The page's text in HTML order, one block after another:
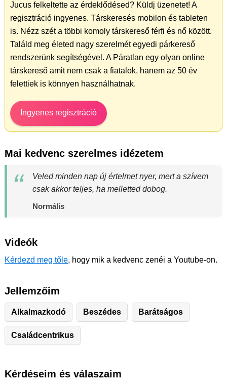
Jucus felkeltette az érdeklődésed? Küldj üzenetet! A
regisztráció ingyenes. Társkeresés mobilon és tableten
is. Nézz szét a többi komoly társkereső férfi és nő között.
Találd meg életed nagy szerelmét egyedi párkereső
rendszerünk segítségével. A Páratlan egy olyan online
társkereső amit nem csak a fiatalok, hanem az 50 év
felettiek is könnyen használhatnak.
Ingyenes regisztráció
Mai kedvenc szerelmes idézetem
Veled minden nap új értelmet nyer, mert a szívem
csak akkor teljes, ha melletted dobog.
Normális
Videók
Kérdezd meg tőle, hogy mik a kedvenc zenéi a Youtube-on.
Jellemzőim
Alkalmazkodó Beszédes Barátságos
Családcentrikus
Kérdéseim és válaszaim